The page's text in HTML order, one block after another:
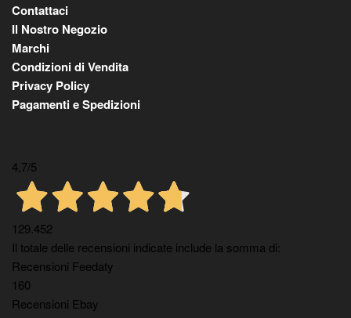
Contattaci
Il Nostro Negozio
Marchi
Condizioni di Vendita
Privacy Policy
Pagamenti e Spedizioni
4,7/5
129.452
Il totale delle recensioni indicate include la somma di:
Recensioni Feedaty
160
Recensioni Ebay